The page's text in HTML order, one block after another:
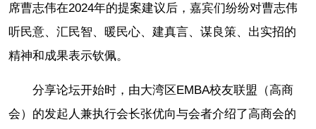
席曹志伟在2024年的提案建议后，嘉宾们纷纷对曹志伟
听民意、汇民智、暖民心、建真言、谋良策、出实招的
精神和成果表示钦佩。
分享论坛开始时，由大湾区EMBA校友联盟（高商
会）的发起人兼执行会长张优向与会者介绍了高商会的